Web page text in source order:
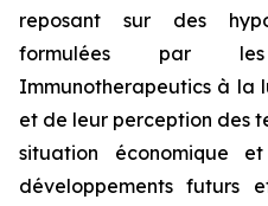
reposant sur des
formulées par les
Immunotherapeutics à la
et de leur perception des
situation économique
développements futurs